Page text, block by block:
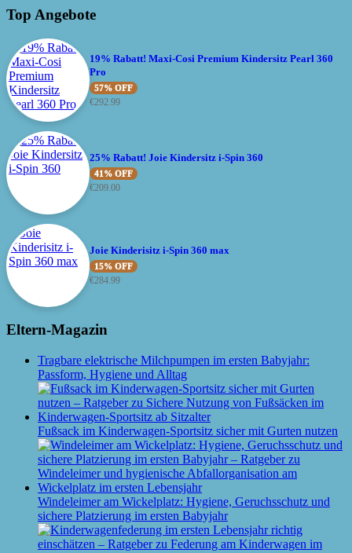
Top Angebote
19% Rabatt! Maxi-Cosi Premium Kindersitz Pearl 360
Pro
57% OFF
€292.99
25% Rabatt! Joie Kindersitz i-Spin 360
41% OFF
€209.00
Joie Kinderisitz i-Spin 360 max
15% OFF
€284.99
Eltern-Magazin
Tragbare elektrische Milchpumpen im ersten Babyjahr:
Passform, Hygiene und Alltag
Fußsack im Kinderwagen-Sportsitz sicher mit Gurten nutzen
Windeleimer am Wickelplatz: Hygiene, Geruchsschutz und
sichere Platzierung im ersten Babyjahr